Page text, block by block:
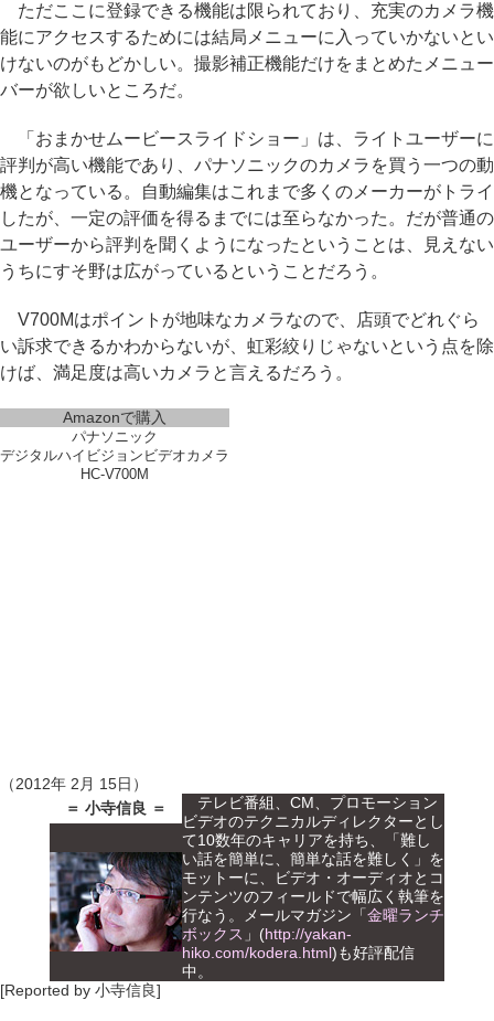
ただここに登録できる機能は限られており、充実のカメラ機
能にアクセスするためには結局メニューに入っていかないとい
けないのがもどかしい。撮影補正機能だけをまとめたメニュー
バーが欲しいところだ。
「おまかせムービースライドショー」は、ライトユーザーに
評判が高い機能であり、パナソニックのカメラを買う一つの動
機となっている。自動編集はこれまで多くのメーカーがトライ
したが、一定の評価を得るまでには至らなかった。だが普通の
ユーザーから評判を聞くようになったということは、見えない
うちにすそ野は広がっているということだろう。
V700Mはポイントが地味なカメラなので、店頭でどれぐら
い訴求できるかわからないが、虹彩絞りじゃないという点を除
けば、満足度は高いカメラと言えるだろう。
Amazonで購入
パナソニック
デジタルハイビジョンビデオカメラ
HC-V700M
（2012年 2月 15日）
＝ 小寺信良 ＝
テレビ番組、CM、プロモーション
ビデオのテクニカルディレクターとし
て10数年のキャリアを持ち、「難し
い話を簡単に、簡単な話を難しく」を
モットーに、ビデオ・オーディオとコ
ンテンツのフィールドで幅広く執筆を
行なう。メールマガジン「金曜ランチ
ボックス 」(http://yakan-
hiko.com/kodera.html)も好評配信
中。
[Reported by 小寺信良]